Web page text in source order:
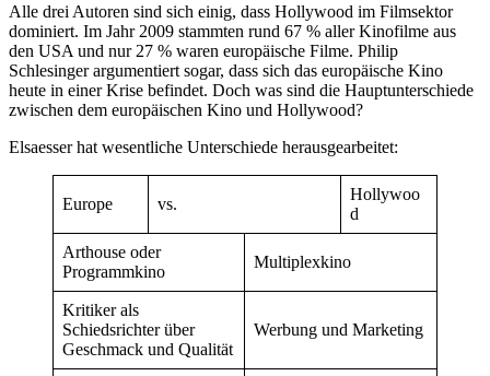
Alle drei Autoren sind sich einig, dass Hollywood im Filmsektor
dominiert. Im Jahr 2009 stammten rund 67 % aller Kinofilme aus
den USA und nur 27 % waren europäische Filme. Philip
Schlesinger argumentiert sogar, dass sich das europäische Kino
heute in einer Krise befindet. Doch was sind die Hauptunterschiede
zwischen dem europäischen Kino und Hollywood?
Elsaesser hat wesentliche Unterschiede herausgearbeitet:
Europe vs.
Hollywoo
d
Arthouse oder
Programmkino
Multiplexkino
Kritiker als
Schiedsrichter über
Geschmack und Qualität
Werbung und Marketing